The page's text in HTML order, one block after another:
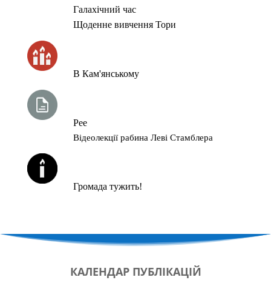
Галахічний час
Щоденне вивчення Тори
В Кам'янському
Рее
Відеолекції рабина Леві Стамблера
Громада тужить!
КАЛЕНДАР ПУБЛІКАЦІЙ